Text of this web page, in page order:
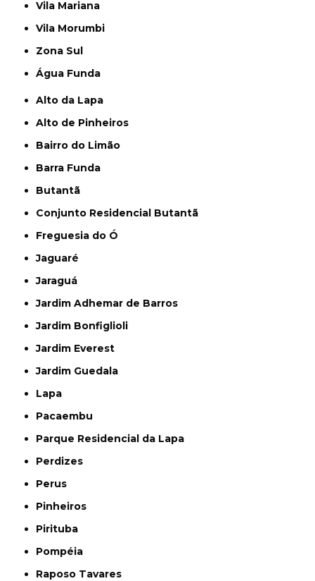
Vila Mariana
Vila Morumbi
Zona Sul
Água Funda
Alto da Lapa
Alto de Pinheiros
Bairro do Limão
Barra Funda
Butantã
Conjunto Residencial Butantã
Freguesia do Ó
Jaguaré
Jaraguá
Jardim Adhemar de Barros
Jardim Bonfiglioli
Jardim Everest
Jardim Guedala
Lapa
Pacaembu
Parque Residencial da Lapa
Perdizes
Perus
Pinheiros
Pirituba
Pompéia
Raposo Tavares